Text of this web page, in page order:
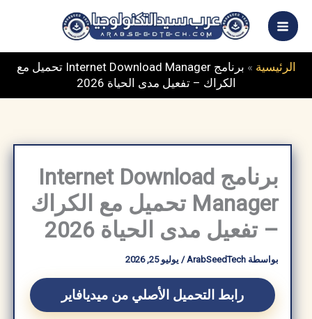
الرئيسية»
برنامج Internet Download Manager تحميل مع
الكراك – تفعيل مدى الحياة 2026
برنامج Internet Download
Manager تحميل مع الكراك
– تفعيل مدى الحياة 2026
بواسطة ArabSeedTech
/يوليو 25, 2026
رابط التحميل الأصلي من ميديافاير